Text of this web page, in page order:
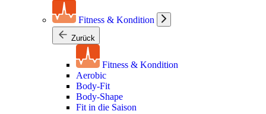
Fitness & Kondition
Zurück
Fitness & Kondition
Aerobic
Body-Fit
Body-Shape
Fit in die Saison